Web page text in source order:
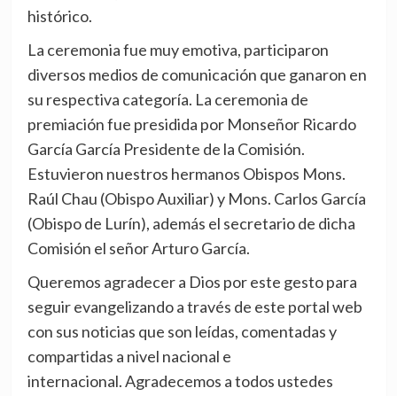
histórico.
La ceremonia fue muy emotiva, participaron
diversos medios de comunicación que ganaron en
su respectiva categoría. La ceremonia de
premiación fue presidida por Monseñor Ricardo
García García Presidente de la Comisión.
Estuvieron nuestros hermanos Obispos Mons.
Raúl Chau (Obispo Auxiliar) y Mons. Carlos García
(Obispo de Lurín), además el secretario de dicha
Comisión el señor Arturo García.
Queremos agradecer a Dios por este gesto para
seguir evangelizando a través de este portal web
con sus noticias que son leídas, comentadas y
compartidas a nivel nacional e
internacional. Agradecemos a todos ustedes